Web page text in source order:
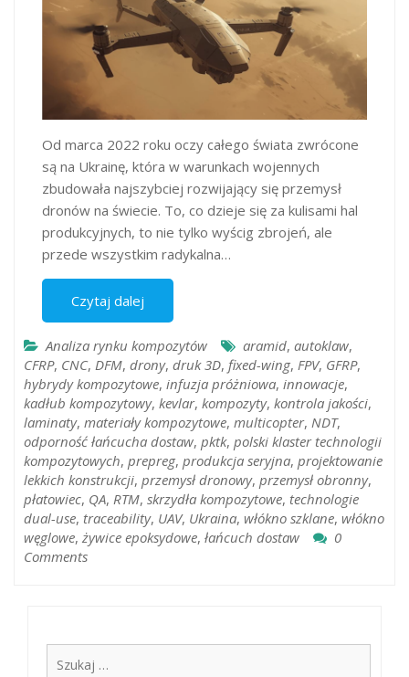
Od marca 2022 roku oczy całego świata zwrócone
są na Ukrainę, która w warunkach wojennych
zbudowała najszybciej rozwijający się przemysł
dronów na świecie. To, co dzieje się za kulisami hal
produkcyjnych, to nie tylko wyścig zbrojeń, ale
przede wszystkim radykalna…
Czytaj dalej
Analiza rynku kompozytów aramid, autoklaw,
CFRP, CNC, DFM, drony, druk 3D, fixed-wing, FPV, GFRP,
hybrydy kompozytowe, infuzja próżniowa, innowacje,
kadłub kompozytowy, kevlar, kompozyty, kontrola jakości,
laminaty, materiały kompozytowe, multicopter, NDT,
odporność łańcucha dostaw, pktk, polski klaster technologii
kompozytowych, prepreg, produkcja seryjna, projektowanie
lekkich konstrukcji, przemysł dronowy, przemysł obronny,
płatowiec, QA, RTM, skrzydła kompozytowe, technologie
dual-use, traceability, UAV, Ukraina, włókno szklane, włókno
węglowe, żywice epoksydowe, łańcuch dostaw
0
Comments